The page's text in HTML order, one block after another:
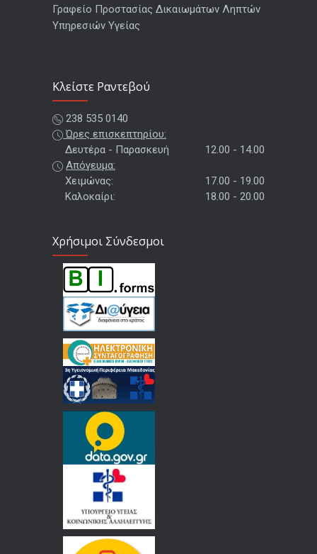
Γραφείο Προστασίας Δικαιωμάτων Ληπτών
Υπηρεσιών Υγείας
Kλείστε Ραντεβού
238 535 0140
Ώρες επισκεπτηρίου:
Δευτέρα - Παρασκευή
12.00 - 14.00
Απόγευμα:
Χειμώνας:
17.00 - 19.00
Καλοκαίρι:
18.00 - 20.00
Χρήσιμοι Σύνδεσμοι